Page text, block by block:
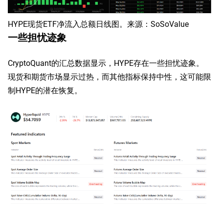
HYPE现货ETF净流入总额日线图。来源：SoSoValue
一些担忧迹象
CryptoQuant的汇总数据显示，HYPE存在一些担忧迹象。
现货和期货市场显示过热，而其他指标保持中性，这可能限
制HYPE的潜在恢复。